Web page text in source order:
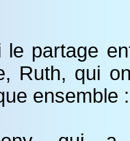
le partage
Ruth, qui
ensemble :